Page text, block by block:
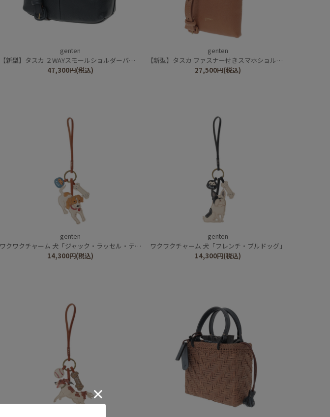
genten
【新型】タスカ ２WAYスモールショルダーバッグ
47,300円(税込)
genten
【新型】タスカ ファスナー付きスマホショルダー
27,500円(税込)
genten
ワクワクチャーム 犬「ジャック・ラッセル・テリア」
14,300円(税込)
genten
ワクワクチャーム 犬「フレンチ・ブルドッグ」
14,300円(税込)